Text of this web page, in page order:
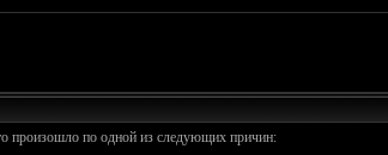
произошло по одной из следующих причин: